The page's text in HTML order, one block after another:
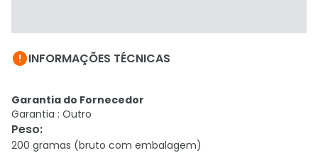
INFORMAÇÕES TÉCNICAS
Garantia do Fornecedor
Garantia : Outro
Peso:
200 gramas (bruto com embalagem)